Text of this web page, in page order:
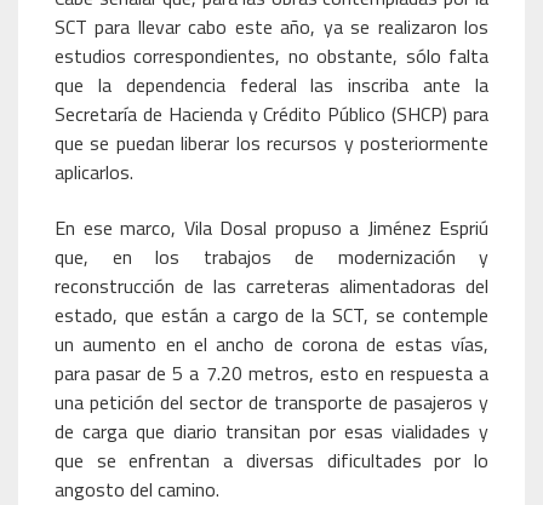
SCT para llevar cabo este año, ya se realizaron los
estudios correspondientes, no obstante, sólo falta
que la dependencia federal las inscriba ante la
Secretaría de Hacienda y Crédito Público (SHCP) para
que se puedan liberar los recursos y posteriormente
aplicarlos.
En ese marco, Vila Dosal propuso a Jiménez Espriú
que, en los trabajos de modernización y
reconstrucción de las carreteras alimentadoras del
estado, que están a cargo de la SCT, se contemple
un aumento en el ancho de corona de estas vías,
para pasar de 5 a 7.20 metros, esto en respuesta a
una petición del sector de transporte de pasajeros y
de carga que diario transitan por esas vialidades y
que se enfrentan a diversas dificultades por lo
angosto del camino.